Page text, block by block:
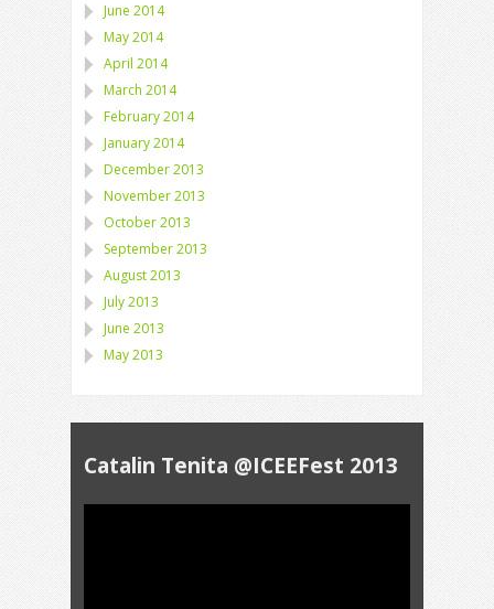
June 2014
May 2014
April 2014
March 2014
February 2014
January 2014
December 2013
November 2013
October 2013
September 2013
August 2013
July 2013
June 2013
May 2013
Catalin Tenita @ICEEFest 2013